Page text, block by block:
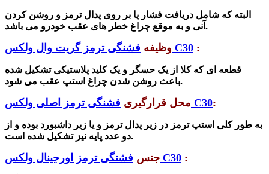
البته که شامل دریافت فشار پا بر روی پدال ترمز و روشن کردن
آنی و به موقع چراغ خطر های عقب خودرو می باشد.
وظیفه فشنگی ترمز گریت وال ولکس C30 :
قطعه ای که کلا از یک حسگر و یک کلید پلاستیکی تشکیل شده
باعث روشن شدن چراغ استپ عقب می شود.
محل قرارگیری فشنگی ترمز اصلی ولکس C30:
به طور کلی استپ ترمز در زیر پدال ترمز و یا زیر داشبورد بوده و از
دو عدد پایه نیز تشکیل شده است.
جنس فشنگی ترمز اورجینال ولکس C30 :